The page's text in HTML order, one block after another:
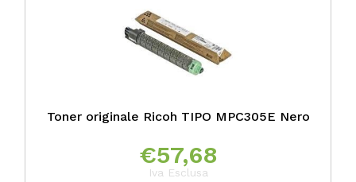
Toner originale Ricoh TIPO MPC305E Nero
€57,68
Iva Esclusa